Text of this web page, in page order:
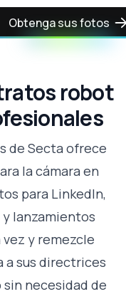
Obtenga sus fotos
robot
de Secta ofrece
la cámara en
para LinkedIn,
lanzamientos
y remezcle
a sus directrices
necesidad de